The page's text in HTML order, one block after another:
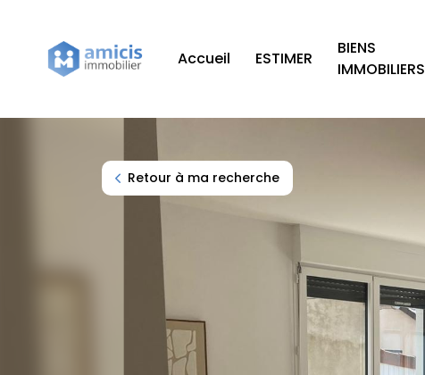
Navigation principale
Accueil ESTIMER
BIENS
IMMOBILIERS
Retour à ma recherche